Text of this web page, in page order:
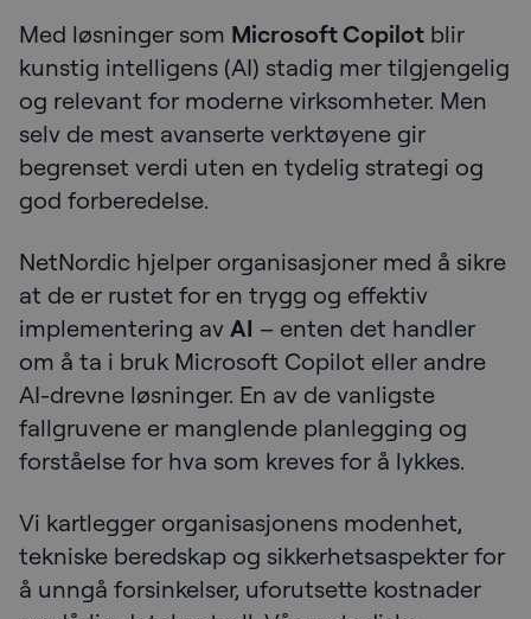
Med løsninger som Microsoft Copilot blir
kunstig intelligens (AI) stadig mer tilgjengelig
og relevant for moderne virksomheter. Men
selv de mest avanserte verktøyene gir
begrenset verdi uten en tydelig strategi og
god forberedelse.
NetNordic hjelper organisasjoner med å sikre
at de er rustet for en trygg og effektiv
implementering av AI – enten det handler
om å ta i bruk Microsoft Copilot eller andre
AI-drevne løsninger. En av de vanligste
fallgruvene er manglende planlegging og
forståelse for hva som kreves for å lykkes.
Vi kartlegger organisasjonens modenhet,
tekniske beredskap og sikkerhetsaspekter for
å unngå forsinkelser, uforutsette kostnader